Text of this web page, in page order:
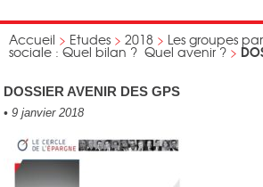
Accueil > Etudes > 2018 > Les groupes
sociale : Quel bilan ? Quel avenir ? >
DOSSIER AVENIR DES GPS
• 9 janvier 2018